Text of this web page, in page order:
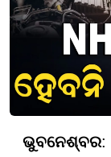
ଭୁବନେଶ୍ବର